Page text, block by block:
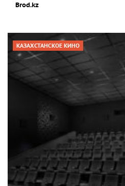
Brod.kz
КАЗАХСТАНСКОЕ КИНО